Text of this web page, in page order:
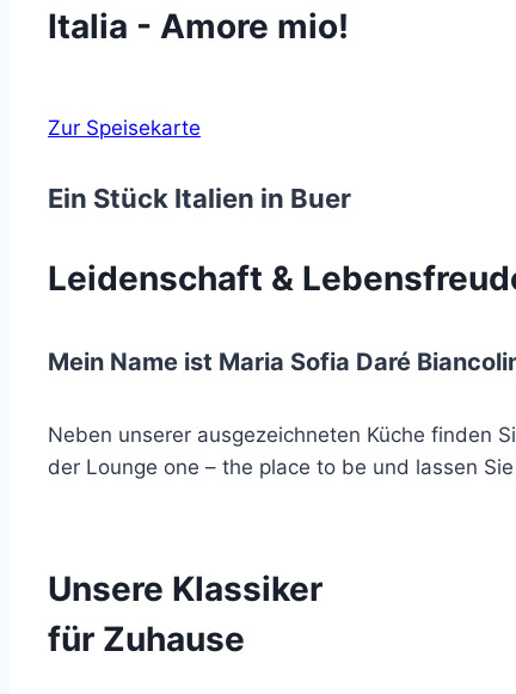
Italia - Amore mio!
Zur Speisekarte
Ein Stück Italien in Buer
Leidenschaft &
Mein Name ist Maria Sofia Daré
Neben unserer ausgezeichneten Küche finden
der Lounge one – the place to be und lassen
Unsere Klassiker
für Zuhause